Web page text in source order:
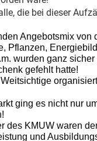
die bei dieser
Angebotsmix von
Pflanzen,
wurden ganz
gefehlt hatte!
ging es nicht nur
des KMUW waren
und